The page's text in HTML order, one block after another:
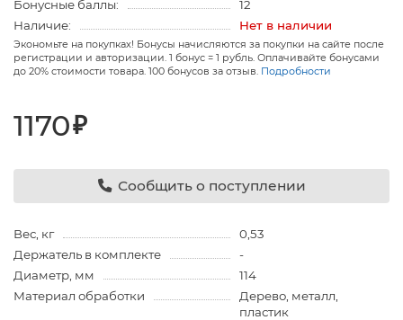
Бонусные баллы:
12
Наличие:
Нет в наличии
Экономьте на покупках! Бонусы начисляются за покупки на сайте после
регистрации и авторизации. 1 бонус = 1 рубль. Оплачивайте бонусами
до 20% стоимости товара. 100 бонусов за отзыв. Подробности
1170₽
Сообщить о поступлении
Вес, кг
0,53
Держатель в комплекте
-
Диаметр, мм
114
Материал обработки
Дерево, металл,
пластик